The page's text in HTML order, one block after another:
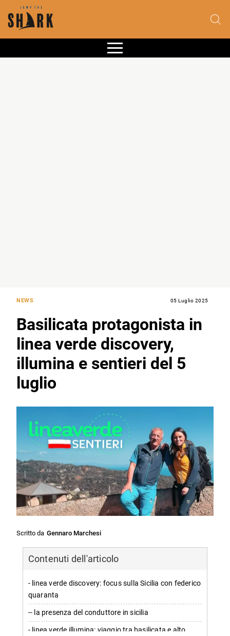
NEWS 05 Luglio 2025
Basilicata protagonista in
linea verde discovery,
illumina e sentieri del 5
luglio
Scritto da Gennaro Marchesi
Contenuti dell'articolo
- linea verde discovery: focus sulla Sicilia con federico
quaranta
-- la presenza del conduttore in sicilia
- linea verde illumina: viaggio tra basilicata e alto